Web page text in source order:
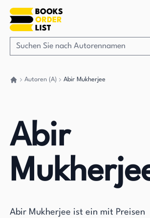
Autoren (A) Abir Mukherjee
Abir
Abir Mukherjee ist ein mit Preisen